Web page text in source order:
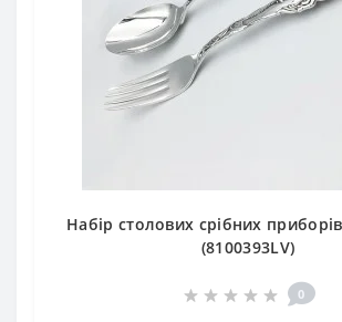
Набір столових срібних приборів
(8100393LV)
0